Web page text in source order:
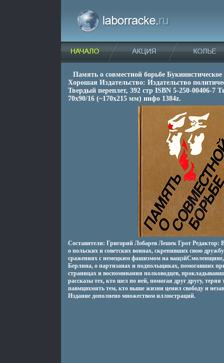
Память о совместной борьбе
Хорошая Издательство: Издательство
Твердый переплет, 392 стр ISBN 5-250-00406-7
70x90/16 (~170х215 мм) инфо 1384z.
Составители: Григорий Лобарев Лешек Грот
о польских и советских воинах, скрепивших свою
сражениях с немецким фашизмом на ващзйСмоленщине,
Берлина, о партизанах и подпольщиках, помогавших
страницах и воспоминания полководцев,
рассказы тех, кто шел по ней, помогая друг другу,
павмцвхмять тем, кто выше жизни ценил свободу и
Издание дополнено множеством иллюстраций.